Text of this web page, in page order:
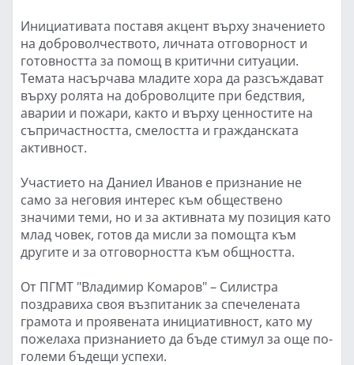
Инициативата поставя акцент върху значението
на доброволчеството, личната отговорност и
готовността за помощ в критични ситуации.
Темата насърчава младите хора да разсъждават
върху ролята на доброволците при бедствия,
аварии и пожари, както и върху ценностите на
съпричастността, смелостта и гражданската
активност.
Участието на Даниел Иванов е признание не
само за неговия интерес към обществено
значими теми, но и за активната му позиция като
млад човек, готов да мисли за помощта към
другите и за отговорността към общността.
От ПГМТ "Владимир Комаров" – Силистра
поздравиха своя възпитаник за спечелената
грамота и проявената инициативност, като му
пожелаха признанието да бъде стимул за още по-
големи бъдещи успехи.